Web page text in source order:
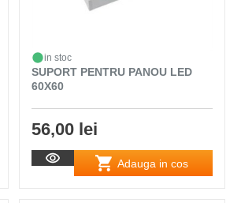
in stoc
SUPORT PENTRU PANOU LED
60X60
56,00 lei
Adauga in cos